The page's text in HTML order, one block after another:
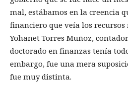
mal, estábamos en la creencia
financiero que veía los
Yohanet Torres Muñoz,
doctorado en finanzas tenía
embargo, fue una mera
fue muy distinta.